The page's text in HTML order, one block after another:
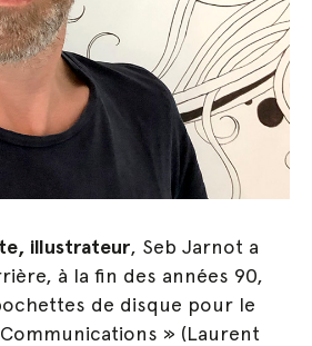
illustrateur, Seb Jarnot a
à la fin des années 90,
de disque pour le
» (Laurent